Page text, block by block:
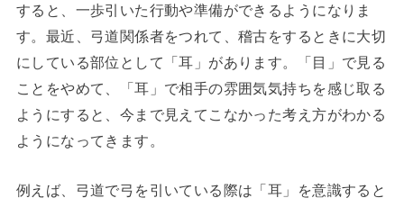
すると、一歩引いた行動や準備ができるようになりま
す。最近、弓道関係者をつれて、稽古をするときに大切
にしている部位として「耳」があります。「目」で見る
ことをやめて、「耳」で相手の雰囲気気持ちを感じ取る
ようにすると、今まで見えてこなかった考え方がわかる
ようになってきます。
例えば、弓道で弓を引いている際は「耳」を意識すると